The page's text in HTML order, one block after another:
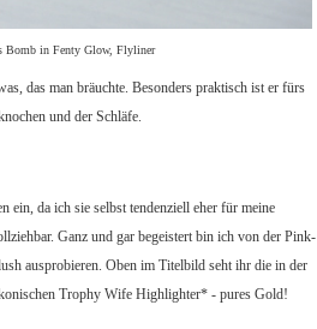
Bomb in Fenty Glow, Flyliner
das man bräuchte. Besonders praktisch ist er fürs
und der Schläfe.
da ich sie selbst tendenziell eher für meine
Ganz und gar begeistert bin ich von der Pink-
ausprobieren. Oben im Titelbild seht ihr die in der
Trophy Wife Highlighter* - pures Gold!